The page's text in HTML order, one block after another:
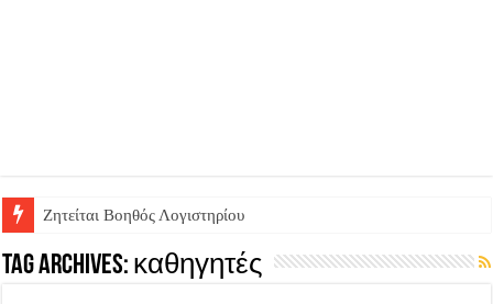
Ζητείται Υπάλληλος για γέμισμα και ανεφοδιασμό αυτόματων
Tag Archives: καθηγητές